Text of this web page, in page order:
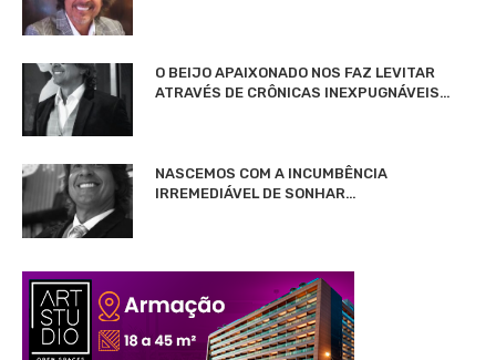
O BEIJO APAIXONADO NOS FAZ LEVITAR
ATRAVÉS DE CRÔNICAS INEXPUGNÁVEIS…
NASCEMOS COM A INCUMBÊNCIA
IRREMEDIÁVEL DE SONHAR…